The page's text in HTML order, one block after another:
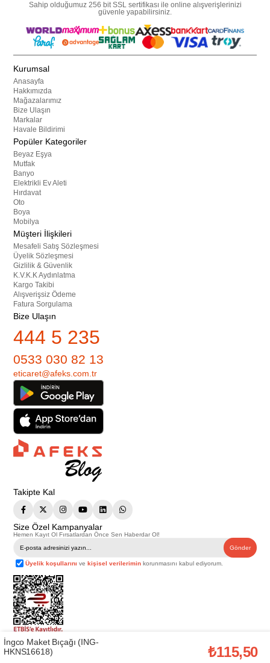
Sahip olduğumuz 256 bit SSL sertifikası ile online alışverişlerinizi
güvenle yapabilirsiniz.
Kurumsal
Anasayfa
Hakkımızda
Mağazalarımız
Bize Ulaşın
Markalar
Havale Bildirimi
Popüler Kategoriler
Beyaz Eşya
Mutfak
Banyo
Elektrikli Ev Aleti
Hırdavat
Oto
Boya
Mobilya
Müşteri İlişkileri
Mesafeli Satış Sözleşmesi
Üyelik Sözleşmesi
Gizlilik & Güvenlik
K.V.K.K Aydınlatma
Kargo Takibi
Alışverişsiz Ödeme
Fatura Sorgulama
Bize Ulaşın
444 5 235
0533 030 82 13
eticaret@afeks.com.tr
Takipte Kal
Size Özel Kampanyalar
Hemen Kayıt Ol Fırsatlardan Önce Sen Haberdar Ol!
Gönder
Üyelik koşullarını vekişisel verilerimin korunmasını kabul ediyorum.
Telif Hakkı © 2026
. Tüm hakları saklıdır.
Bu web sitesindeki tüm ürünler ticari amaçlıdır. Web sitemizde yer alan
görsel ve yazılı içerikler firmamıza ait olup, firmamızın yazılı izni alınmadan
İngco Maket Bıçağı (ING-
HKNS16618)
₺115,50